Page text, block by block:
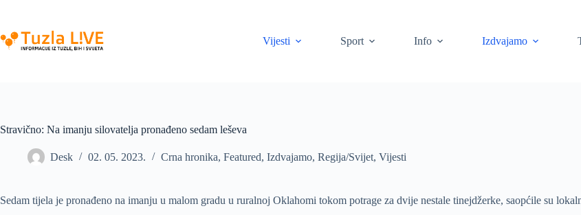
content
Vijesti
Sport Info Izdvajamo
Stravično: Na imanju silovatelja pronađeno sedam leševa
Desk 02. 05. 2023. Crna hronika, Featured, Izdvajamo, Regija/Svijet, Vijesti
Sedam tijela je pronađeno na imanju u malom gradu u ruralnoj Oklahomi tokom potrage za dvije nestale tinejdžerke, saopćile su